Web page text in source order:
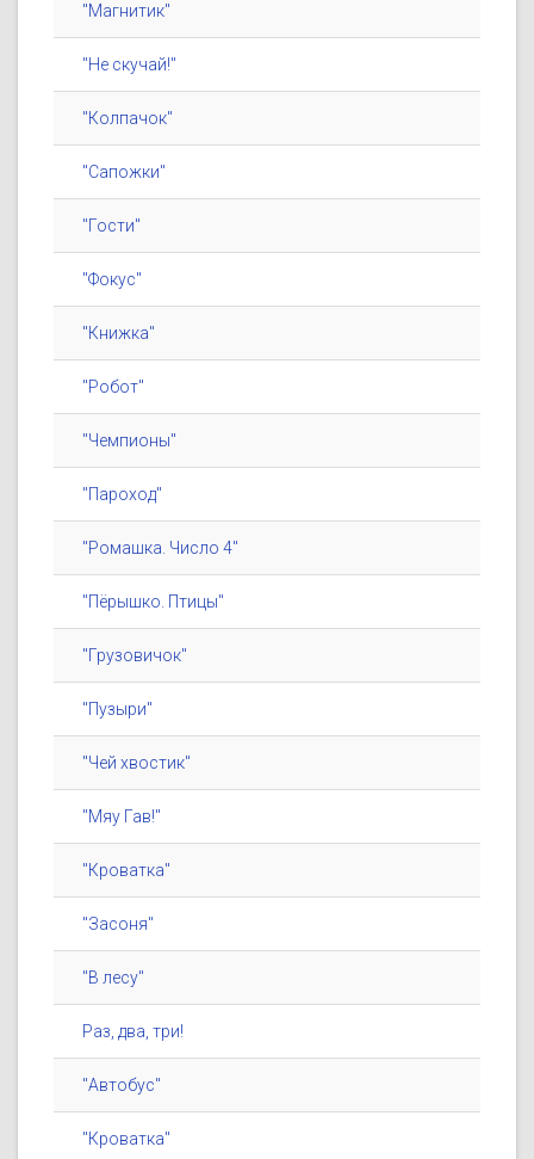
"Магнитик"
"Не скучай!"
"Колпачок"
"Сапожки"
"Гости"
"Фокус"
"Книжка"
"Робот"
"Чемпионы"
"Пароход"
"Ромашка. Число 4"
"Пёрышко. Птицы"
"Грузовичок"
"Пузыри"
"Чей хвостик"
"Мяу Гав!"
"Кроватка"
"Засоня"
"В лесу"
Раз, два, три!
"Автобус"
"Кроватка"